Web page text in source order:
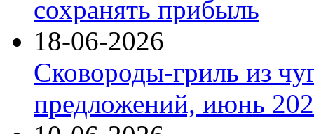
сохранять прибыль
18-06-2026
Сковороды-гриль из
предложений, июнь